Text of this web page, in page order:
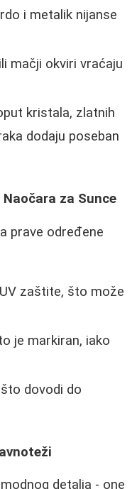
i metalik nijanse
mačji okviri vraćaju
kristala, zlatnih
dodaju poseban
za Sunce
prave određene
zaštite, što može
je markiran, iako
dovodi do
detalja - one